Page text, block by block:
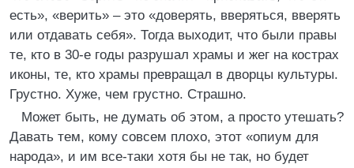
есть», «верить» – это «доверять, вверяться, вверять
или отдавать себя». Тогда выходит, что были правы
те, кто в 30-е годы разрушал храмы и жег на кострах
иконы, те, кто храмы превращал в дворцы культуры.
Грустно. Хуже, чем грустно. Страшно.
Может быть, не думать об этом, а просто утешать?
Давать тем, кому совсем плохо, этот «опиум для
народа», и им все-таки хотя бы не так, но будет